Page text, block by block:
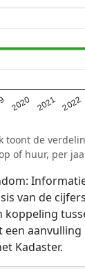
2020 2021 2022
toont de
of huur, per
van de
koppeling
een
Kadaster.